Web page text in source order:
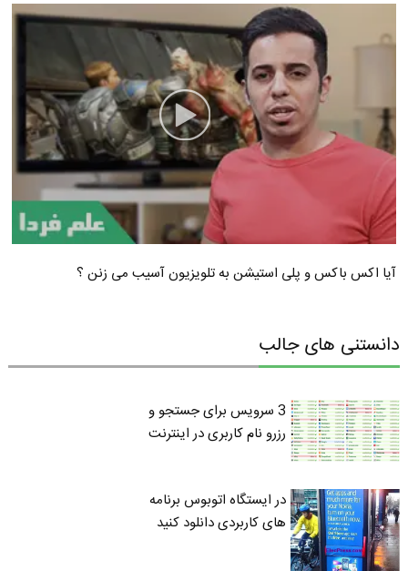
آیا اکس باکس و پلی استیشن به تلویزیون آسیب می زنن ؟
دانستنی های جالب
3 سرویس برای جستجو و
رزرو نام کاربری در اینترنت
در ایستگاه اتوبوس برنامه
های کاربردی دانلود کنید